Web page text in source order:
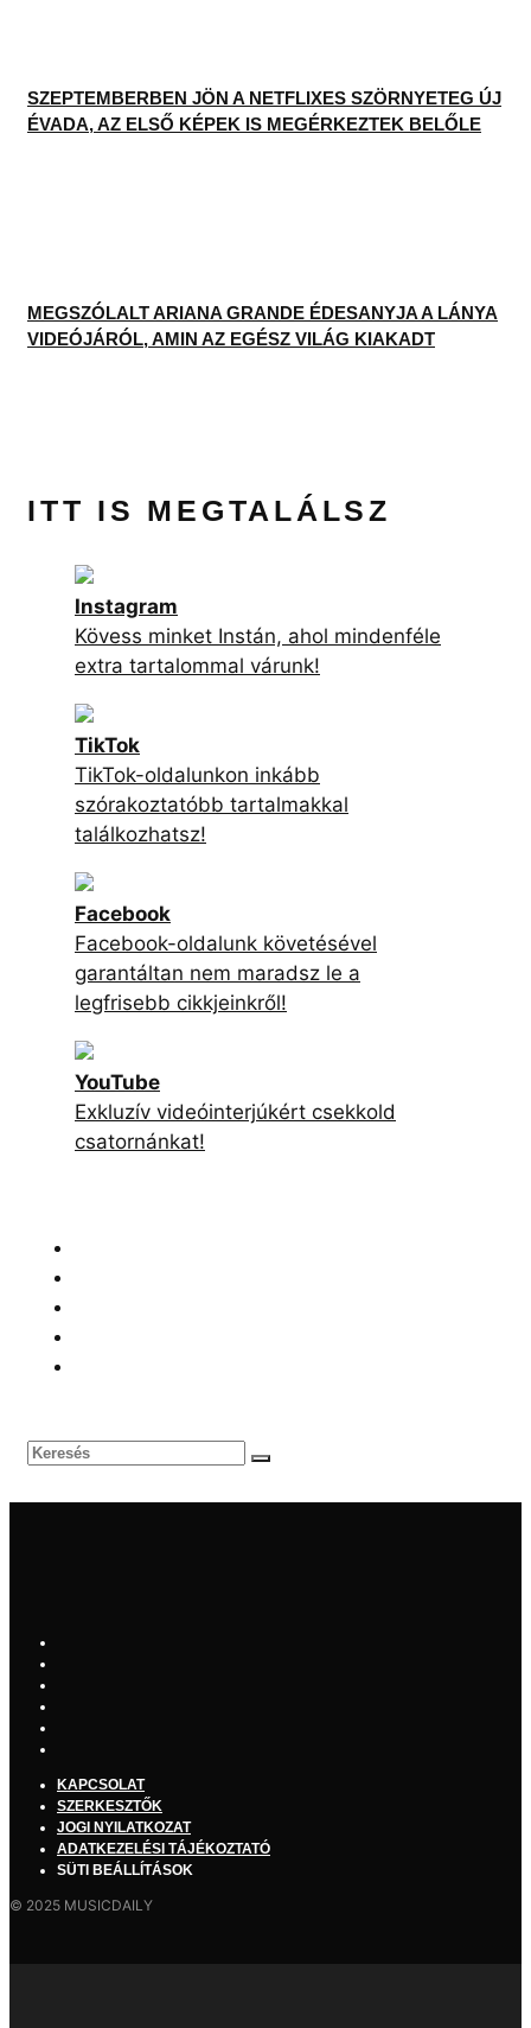
SZEPTEMBERBEN JÖN A NETFLIXES SZÖRNYETEG ÚJ
ÉVADA, AZ ELSŐ KÉPEK IS MEGÉRKEZTEK BELŐLE
MEGSZÓLALT ARIANA GRANDE ÉDESANYJA A LÁNYA
VIDEÓJÁRÓL, AMIN AZ EGÉSZ VILÁG KIAKADT
ITT IS MEGTALÁLSZ
Instagram
Kövess minket Instán, ahol mindenféle
extra tartalommal várunk!
TikTok
TikTok-oldalunkon inkább
szórakoztatóbb tartalmakkal
találkozhatsz!
Facebook
Facebook-oldalunk követésével
garantáltan nem maradsz le a
legfrisebb cikkjeinkről!
YouTube
Exkluzív videóinterjúkért csekkold
csatornánkat!
KAPCSOLAT
SZERKESZTŐK
JOGI NYILATKOZAT
ADATKEZELÉSI TÁJÉKOZTATÓ
SÜTI BEÁLLÍTÁSOK
© 2025 MUSICDAILY